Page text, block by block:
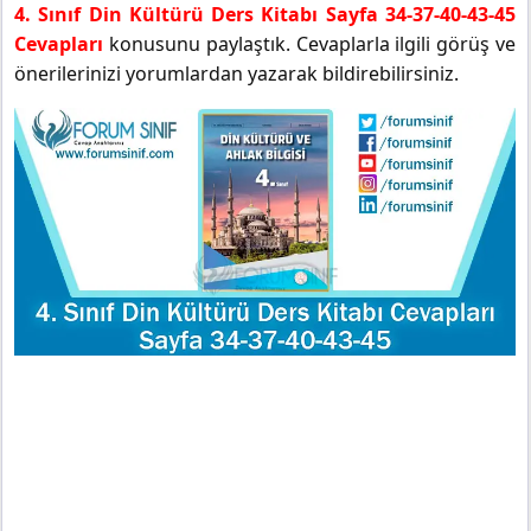
4. Sınıf Din Kültürü Ders Kitabı Sayfa 34-37-40-43-45
Cevapları konusunu paylaştık. Cevaplarla ilgili görüş ve
önerilerinizi yorumlardan yazarak bildirebilirsiniz.